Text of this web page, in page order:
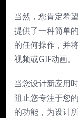
当然，您肯定希
提供了一种简单
的任何操作，并
视频或GIF动画。
当您设计新应用
阻止您专注于您
的功能，为设计